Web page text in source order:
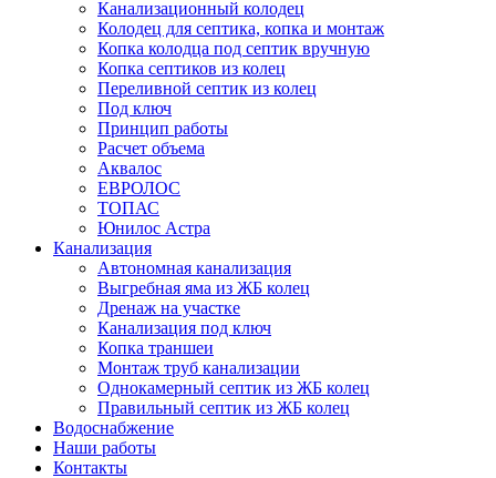
Канализационный колодец
Колодец для септика, копка и монтаж
Копка колодца под септик вручную
Копка септиков из колец
Переливной септик из колец
Под ключ
Принцип работы
Расчет объема
Аквалос
ЕВРОЛОС
ТОПАС
Юнилос Астра
Канализация
Автономная канализация
Выгребная яма из ЖБ колец
Дренаж на участке
Канализация под ключ
Копка траншеи
Монтаж труб канализации
Однокамерный септик из ЖБ колец
Правильный септик из ЖБ колец
Водоснабжение
Наши работы
Контакты